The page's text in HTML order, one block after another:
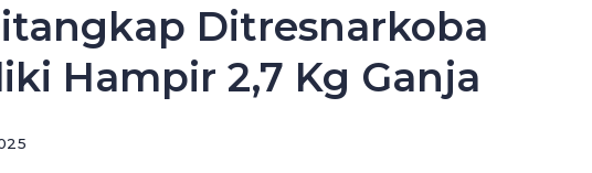
Ditresnarkoba
Hampir 2,7 Kg Ganja